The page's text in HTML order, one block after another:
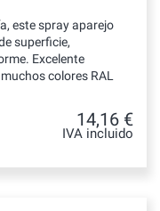
este spray aparejo
superficie,
Excelente
colores RAL
14,16 €
IVA incluido